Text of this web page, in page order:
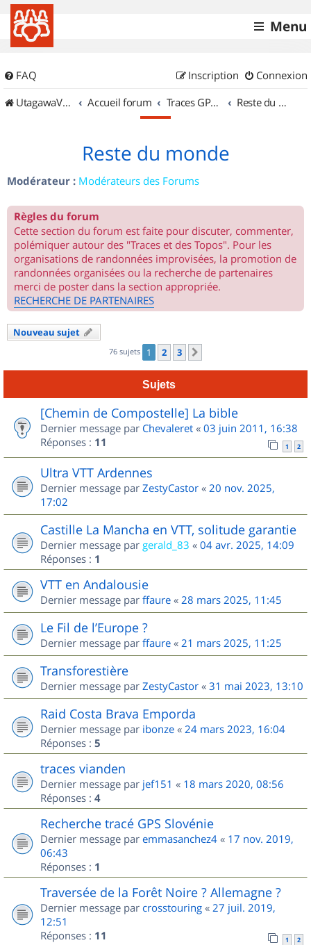
Menu
FAQ Connexion
Inscription
UtagawaVTT (Randos VTT et VTTAE avec traces GPS)
Accueil forum Traces GPS de randos VTT Reste du monde
Reste du monde
Modérateur : Modérateurs des Forums
Règles du forum
Cette section du forum est faite pour discuter, commenter,
polémiquer autour des "Traces et des Topos". Pour les
organisations de randonnées improvisées, la promotion de
randonnées organisées ou la recherche de partenaires
merci de poster dans la section appropriée.
RECHERCHE DE PARTENAIRES
Nouveau sujet
76 sujets 1 2 3
Sujets
[Chemin de Compostelle] La bible
Dernier message par Chevaleret « 03 juin 2011, 16:38
Réponses : 11 1 2
Ultra VTT Ardennes
Dernier message par ZestyCastor « 20 nov. 2025,
17:02
Castille La Mancha en VTT, solitude garantie
Dernier message par gerald_83 « 04 avr. 2025, 14:09
Réponses : 1
VTT en Andalousie
Dernier message par ffaure « 28 mars 2025, 11:45
Le Fil de l’Europe ?
Dernier message par ffaure « 21 mars 2025, 11:25
Transforestière
Dernier message par ZestyCastor « 31 mai 2023, 13:10
Raid Costa Brava Emporda
Dernier message par ibonze « 24 mars 2023, 16:04
Réponses : 5
traces vianden
Dernier message par jef151 « 18 mars 2020, 08:56
Réponses : 4
Recherche tracé GPS Slovénie
Dernier message par emmasanchez4 « 17 nov. 2019,
06:43
Réponses : 1
Traversée de la Forêt Noire ? Allemagne ?
Dernier message par crosstouring « 27 juil. 2019,
12:51
Réponses : 11 1 2